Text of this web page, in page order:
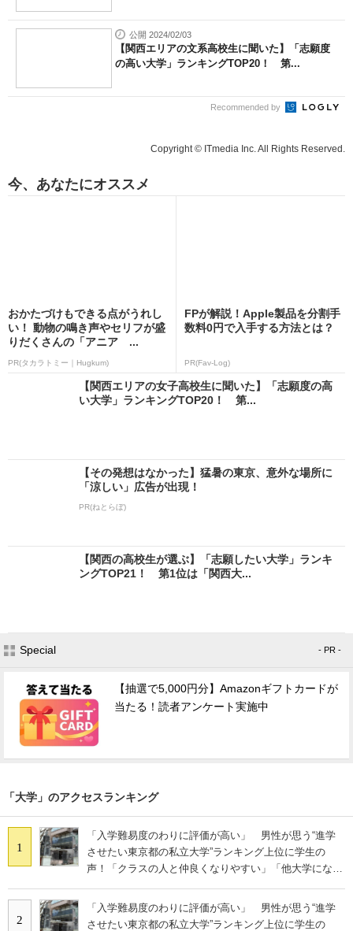
公開 2024/02/03
【関西エリアの文系高校生に聞いた】「志願度
の高い大学」ランキングTOP20！ 第...
Recommended by
Copyright © ITmedia Inc. All Rights Reserved.
今、あなたにオススメ
おかたづけもできる点がうれし
い！ 動物の鳴き声やセリフが盛
りだくさんの「アニア ...
PR(タカラトミー｜Hugkum)
FPが解説！Apple製品を分割手
数料0円で入手する方法とは？
PR(Fav-Log)
【関西エリアの女子高校生に聞いた】「志願度の高
い大学」ランキングTOP20！ 第...
【その発想はなかった】猛暑の東京、意外な場所に
「涼しい」広告が出現！
PR(ねとらぼ)
【関西の高校生が選ぶ】「志願したい大学」ランキ
ングTOP21！ 第1位は「関西大...
Special - PR -
【抽選で5,000円分】Amazonギフトカードが
当たる！読者アンケート実施中
「大学」のアクセスランキング
1
「入学難易度のわりに評価が高い」 男性が思う“進学
させたい東京都の私立大学”ランキング上位に学生の
声！「クラスの人と仲良くなりやすい」「他大学にない
2
「入学難易度のわりに評価が高い」 男性が思う“進学
させたい東京都の私立大学”ランキング上位に学生の